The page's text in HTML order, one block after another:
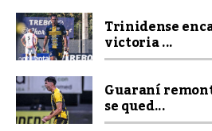
Trinidense
victoria ...
Guaraní
se qued...